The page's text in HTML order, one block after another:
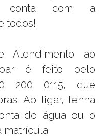
conta com a
todos!
Atendimento ao
é feito pelo
200 0115, que
Ao ligar, tenha
de água ou o
matrícula.